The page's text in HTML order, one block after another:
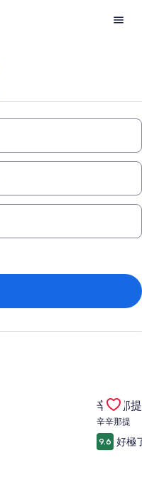
Gallery
辛辛那
辛辛那提
9.6 好極